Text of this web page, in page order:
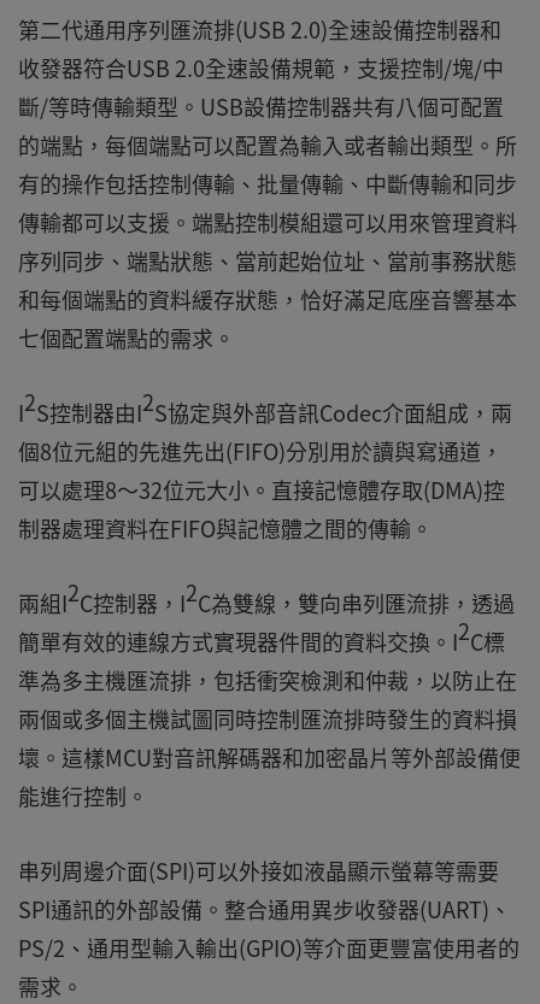
第二代通用序列匯流排(USB 2.0)全速設備控制器和
收發器符合USB 2.0全速設備規範，支援控制/塊/中
斷/等時傳輸類型。USB設備控制器共有八個可配置
的端點，每個端點可以配置為輸入或者輸出類型。所
有的操作包括控制傳輸、批量傳輸、中斷傳輸和同步
傳輸都可以支援。端點控制模組還可以用來管理資料
序列同步、端點狀態、當前起始位址、當前事務狀態
和每個端點的資料緩存狀態，恰好滿足底座音響基本
七個配置端點的需求。
I2S控制器由I2S協定與外部音訊Codec介面組成，兩
個8位元組的先進先出(FIFO)分別用於讀與寫通道，
可以處理8～32位元大小。直接記憶體存取(DMA)控
制器處理資料在FIFO與記憶體之間的傳輸。
兩組I2C控制器，I2C為雙線，雙向串列匯流排，透過
簡單有效的連線方式實現器件間的資料交換。I2C標
準為多主機匯流排，包括衝突檢測和仲裁，以防止在
兩個或多個主機試圖同時控制匯流排時發生的資料損
壞。這樣MCU對音訊解碼器和加密晶片等外部設備便
能進行控制。
串列周邊介面(SPI)可以外接如液晶顯示螢幕等需要
SPI通訊的外部設備。整合通用異步收發器(UART)、
PS/2、通用型輸入輸出(GPIO)等介面更豐富使用者的
需求。